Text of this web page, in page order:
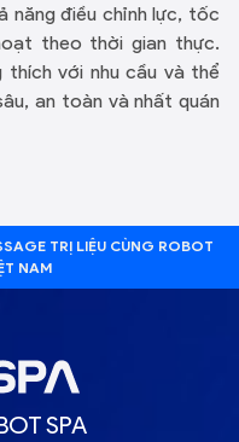
năng điều chỉnh lực, tốc
theo thời gian thực.
với nhu cầu và thể
an toàn và nhất quán
TRỊ LIỆU CÙNG ROBOT
NAM
SPA